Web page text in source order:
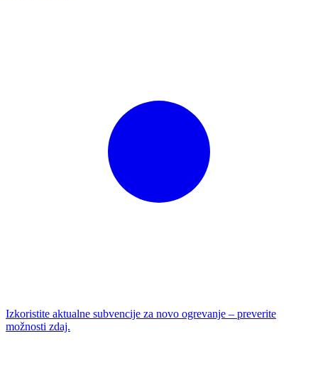
Izkoristite aktualne subvencije za novo ogrevanje – preverite
možnosti zdaj.